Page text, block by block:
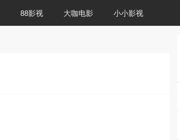
88影视 大咖电影 小小影视